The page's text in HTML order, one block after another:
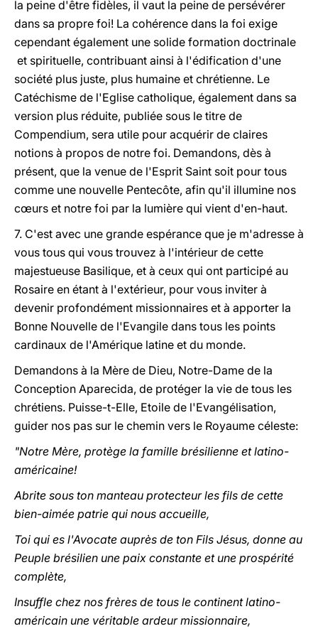
la peine d'être fidèles, il vaut la peine de persévérer
dans sa propre foi! La cohérence dans la foi exige
cependant également une solide formation doctrinale
et spirituelle, contribuant ainsi à l'édification d'une
société plus juste, plus humaine et chrétienne. Le
Catéchisme de l'Eglise catholique, également dans sa
version plus réduite, publiée sous le titre de
Compendium, sera utile pour acquérir de claires
notions à propos de notre foi. Demandons, dès à
présent, que la venue de l'Esprit Saint soit pour tous
comme une nouvelle Pentecôte, afin qu'il illumine nos
cœurs et notre foi par la lumière qui vient d'en-haut.
7. C'est avec une grande espérance que je m'adresse à
vous tous qui vous trouvez à l'intérieur de cette
majestueuse Basilique, et à ceux qui ont participé au
Rosaire en étant à l'extérieur, pour vous inviter à
devenir profondément missionnaires et à apporter la
Bonne Nouvelle de l'Evangile dans tous les points
cardinaux de l'Amérique latine et du monde.
Demandons à la Mère de Dieu, Notre-Dame de la
Conception Aparecida, de protéger la vie de tous les
chrétiens. Puisse-t-Elle, Etoile de l'Evangélisation,
guider nos pas sur le chemin vers le Royaume céleste:
"Notre Mère, protège la famille brésilienne et latino-
américaine!
Abrite sous ton manteau protecteur les fils de cette
bien-aimée patrie qui nous accueille,
Toi qui es l'Avocate auprès de ton Fils Jésus, donne au
Peuple brésilien une paix constante et une prospérité
complète,
Insuffle chez nos frères de tous le continent latino-
américain une véritable ardeur missionnaire,